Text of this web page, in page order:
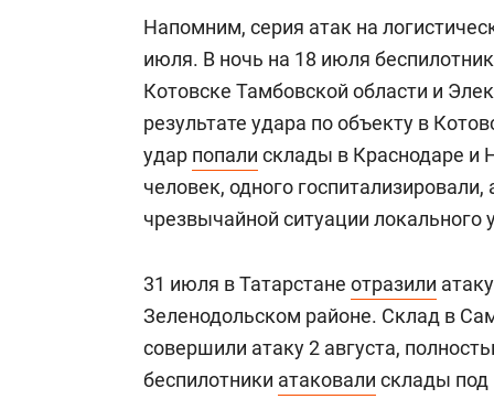
Напомним, серия атак на
июля. В ночь на 18 июля
Котовске Тамбовской области и
результате удара по объекту в
удар попали склады в Краснодаре и
человек, одного
чрезвычайной ситуации локального
31 июля в Татарстане отразили
Зеленодольском районе. Склад в
совершили атаку 2 августа,
беспилотники атаковали склады под